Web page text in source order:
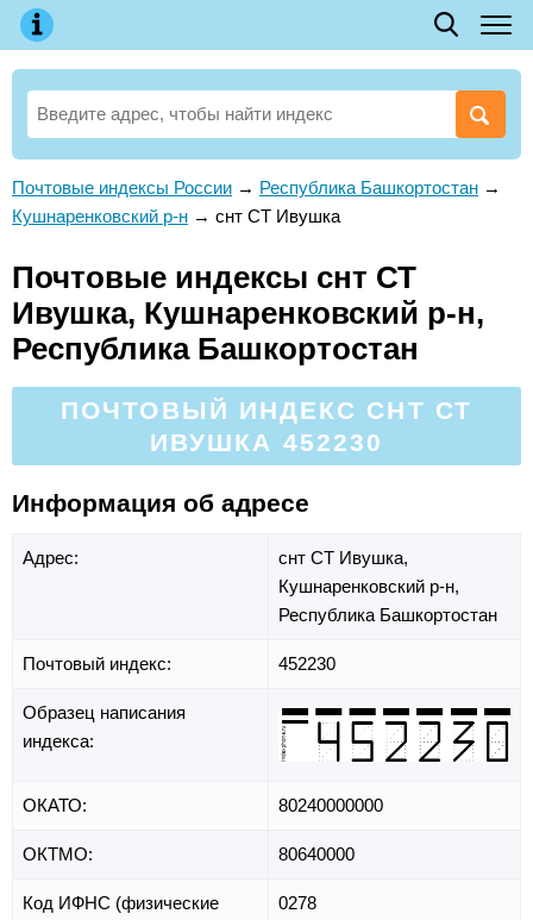
Почтовые индексы России → Республика Башкортостан →
Кушнаренковский р-н → снт СТ Ивушка
Почтовые индексы снт СТ
Ивушка, Кушнаренковский р-н,
Республика Башкортостан
ПОЧТОВЫЙ ИНДЕКС СНТ СТ
ИВУШКА 452230
Информация об адресе
Адрес:
снт СТ Ивушка,
Кушнаренковский р-н,
Республика Башкортостан
Почтовый индекс: 452230
Образец написания
индекса:
ОКАТО: 80240000000
ОКТМО: 80640000
Код ИФНС (физические
0278